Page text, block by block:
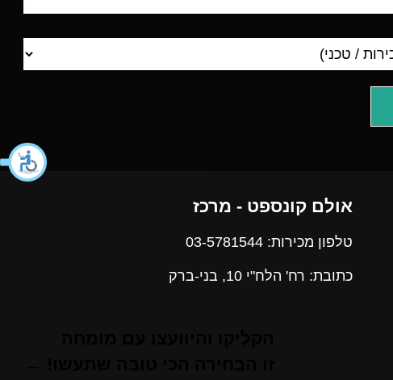
אולם קונספט - מרכז
טלפון מכירות: 03-5781544
כתובת: רח' הלח"י 10, בני-ברק